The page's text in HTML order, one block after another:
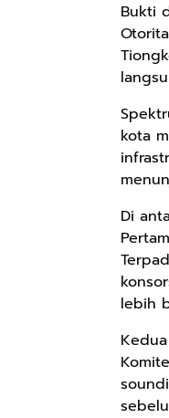
Bukti
kota
Di
lebih